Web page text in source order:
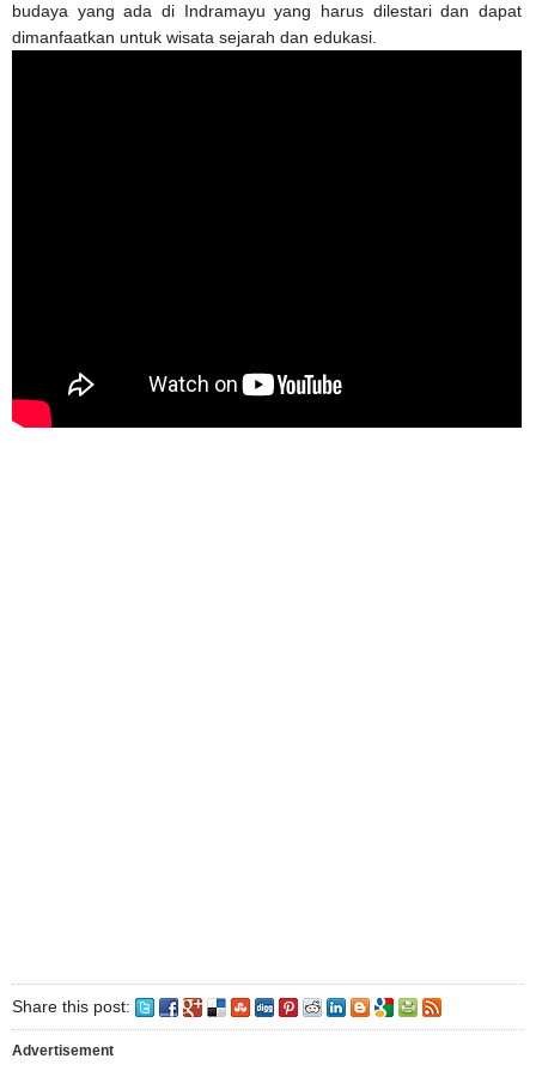
budaya yang ada di Indramayu yang harus dilestari dan dapat
dimanfaatkan untuk wisata sejarah dan edukasi.
Share this post:
Advertisement